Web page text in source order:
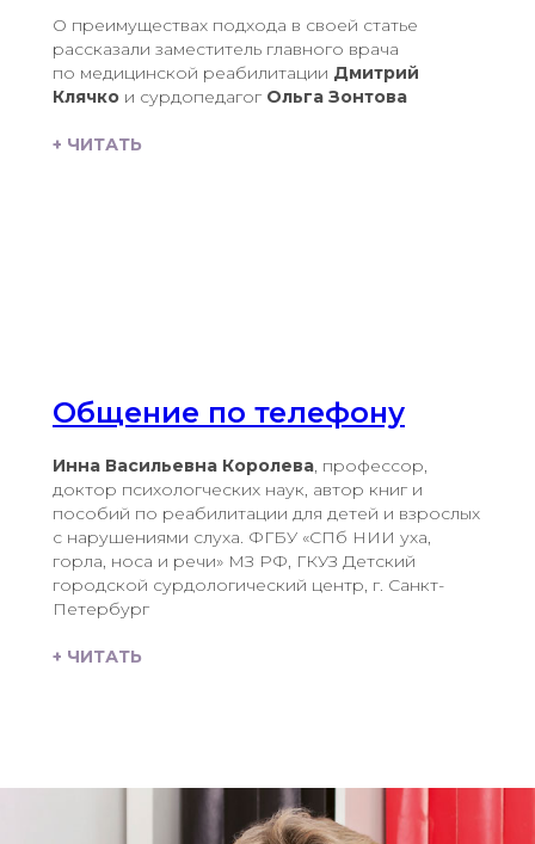
О преимуществах подхода в своей статье
рассказали заместитель главного врача
по медицинской реабилитации Дмитрий
Клячко и сурдопедагог Ольга Зонтова
+ ЧИТАТЬ
Общение по телефону
Инна Васильевна Королева, профессор,
доктор психологческих наук, автор книг и
пособий по реабилитации для детей и взрослых
с нарушениями слуха. ФГБУ «СПб НИИ уха,
горла, носа и речи» МЗ РФ, ГКУЗ Детский
городской сурдологический центр, г. Санкт-
Петербург
+ ЧИТАТЬ